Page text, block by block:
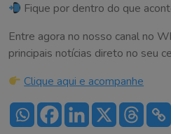
Fique por dentro do que
Entre agora no nosso canal no
principais notícias direto no seu
Clique aqui e acompanhe